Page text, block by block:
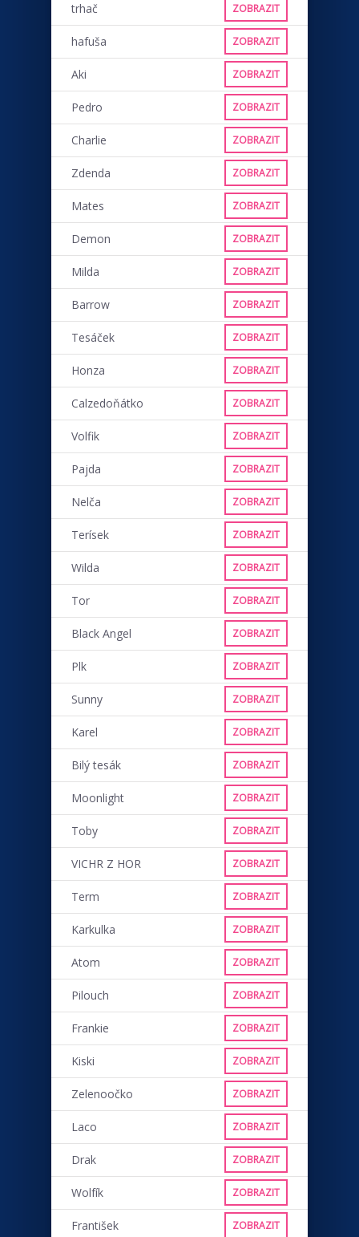
trhač ZOBRAZIT
hafuša ZOBRAZIT
Aki ZOBRAZIT
Pedro ZOBRAZIT
Charlie ZOBRAZIT
Zdenda ZOBRAZIT
Mates ZOBRAZIT
Demon ZOBRAZIT
Milda ZOBRAZIT
Barrow ZOBRAZIT
Tesáček ZOBRAZIT
Honza ZOBRAZIT
Calzedoňátko ZOBRAZIT
Volfik ZOBRAZIT
Pajda ZOBRAZIT
Nelča ZOBRAZIT
Terísek ZOBRAZIT
Wilda ZOBRAZIT
Tor ZOBRAZIT
Black Angel ZOBRAZIT
Plk ZOBRAZIT
Sunny ZOBRAZIT
Karel ZOBRAZIT
Bilý tesák ZOBRAZIT
Moonlight ZOBRAZIT
Toby ZOBRAZIT
VICHR Z HOR ZOBRAZIT
Term ZOBRAZIT
Karkulka ZOBRAZIT
Atom ZOBRAZIT
Pilouch ZOBRAZIT
Frankie ZOBRAZIT
Kiski ZOBRAZIT
Zelenoočko ZOBRAZIT
Laco ZOBRAZIT
Drak ZOBRAZIT
Wolfík ZOBRAZIT
František ZOBRAZIT